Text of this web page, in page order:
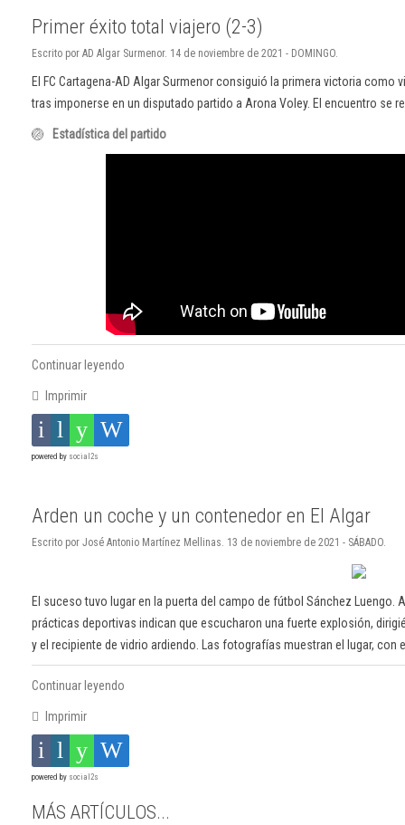
Primer éxito total viajero (2-3)
Escrito por AD Algar Surmenor. 14 de noviembre de 2021 - DOMINGO.
El FC Cartagena-AD Algar Surmenor consiguió la primera victoria
tras imponerse en un disputado partido a Arona Voley. El encuentro se
🏐 Estadística del partido
Continuar leyendo
Imprimir
powered by social2s
Arden un coche y un contenedor en El Algar
Escrito por José Antonio Martínez Mellinas. 13 de noviembre de 2021 - SÁBADO.
El suceso tuvo lugar en la puerta del campo de fútbol Sánchez
prácticas deportivas indican que escucharon una fuerte explosión,
y el recipiente de vidrio ardiendo. Las fotografías muestran el lugar, con
Continuar leyendo
Imprimir
powered by social2s
MÁS ARTÍCULOS...